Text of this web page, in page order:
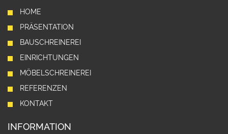
HOME
PRÄSENTATION
BAUSCHREINEREI
EINRICHTUNGEN
MÖBELSCHREINEREI
REFERENZEN
KONTAKT
INFORMATION